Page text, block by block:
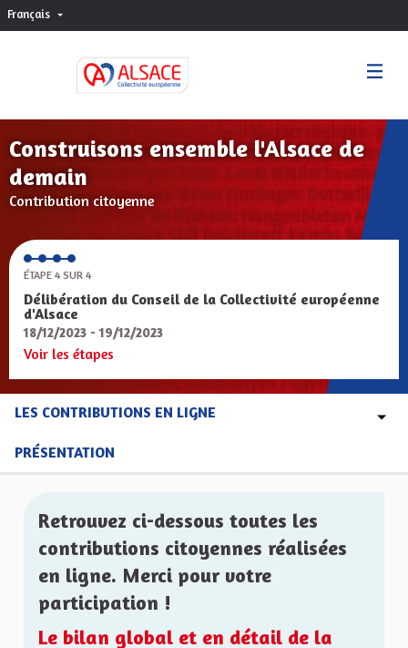
Français Choisir la langue
Construisons ensemble l'Alsace de
demain
Contribution citoyenne
ÉTAPE 4 SUR 4
Délibération du Conseil de la Collectivité européenne
d'Alsace
18/12/2023 - 19/12/2023
Voir les étapes
LES CONTRIBUTIONS EN LIGNE
PRÉSENTATION
Retrouvez ci-dessous toutes les
contributions citoyennes réalisées
en ligne. Merci pour votre
participation !
Le bilan global et en détail de la